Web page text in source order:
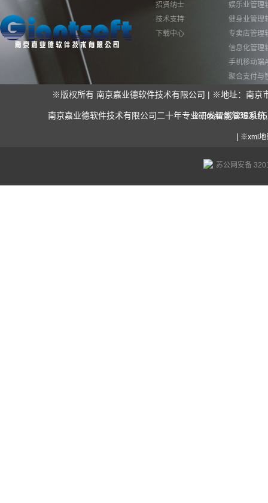
招贤纳士
技术支持
下载中心
娱乐业管理
健身业管理
专卖店管理
信息化管理
手机移动端
聚合支付与
经典案例
渠道伙伴
※版权所有 南京嘉业德软件技术有限公司 | ※地址：南
南京嘉业德软件技术有限公司二十年专业研发智能管理系统
| ※xml地
苏公网安备